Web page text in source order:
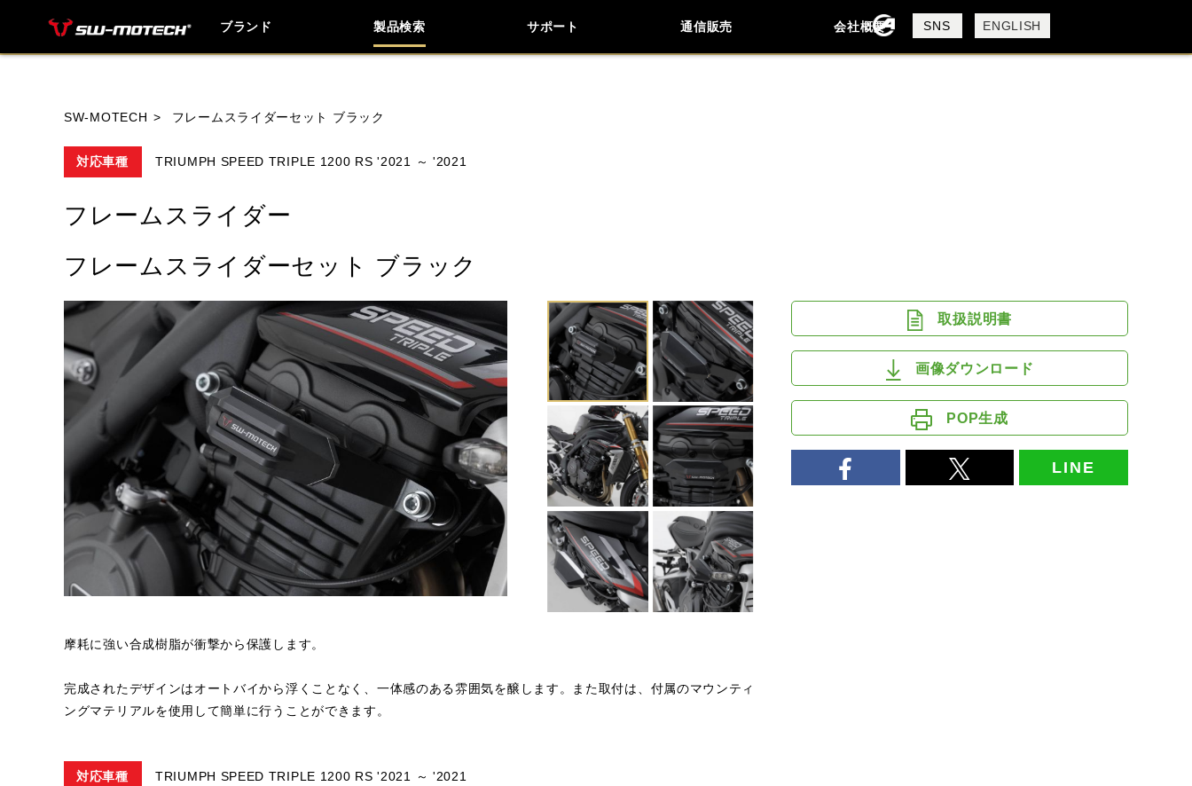
ブランド 製品検索 サポート
お問い合わせ
よくあるご質問
通信販売 会社概要
会社概要
採用情報
SNS ENGLISH
閉じる
SW-MOTECH フレームスライダーセット ブラック
対応車種 TRIUMPH SPEED TRIPLE 1200 RS '2021 ～ '2021
フレームスライダー
フレームスライダーセット ブラック
摩耗に強い合成樹脂が衝撃から保護します。
完成されたデザインはオートバイから浮くことなく、一体感のある雰囲気を醸します。また取付は、付属のマウンティ
ングマテリアルを使用して簡単に行うことができます。
取扱説明書
画像ダウンロード
POP生成
LINE
対応車種 TRIUMPH SPEED TRIPLE 1200 RS '2021 ～ '2021